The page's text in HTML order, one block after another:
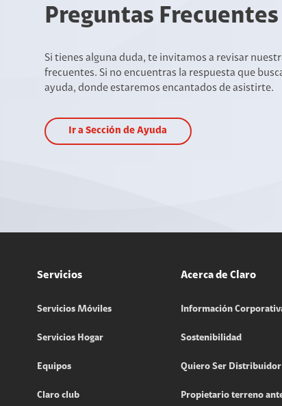
Preguntas Frecuentes
Si tienes alguna duda, te invitamos a revisar
frecuentes. Si no encuentras la respuesta que
ayuda, donde estaremos encantados de asistirte.
Ir a Sección de Ayuda
Servicios
Servicios Móviles
Servicios Hogar
Equipos
Claro club
Acerca de Claro
Información
Sostenibilidad
Quiero Ser Distribuidor
Propietario terreno